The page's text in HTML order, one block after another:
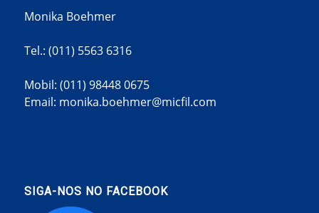
Monika Boehmer
Tel.: (011) 5563 6316
Mobil: (011) 98448 0675
Email: monika.boehmer@micfil.com
SIGA-NOS NO FACEBOOK